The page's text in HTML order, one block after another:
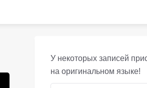
У некоторых записей
на оригинальном языке!